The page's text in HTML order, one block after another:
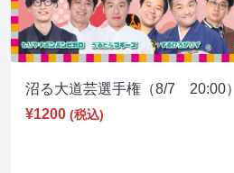
沼る大道芸選手権（8/7 20:00）
¥1200 (税込)